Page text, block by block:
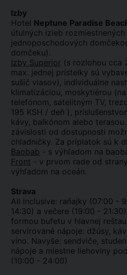
Izby
Hotel Neptune Paradise
útulných izieb
jednoposchodových
domčeku).
Izby Superior (s rozlohou cca
max. jednej prístelky sú
sušič vlasov), individuálne
klimatizáciou, moskytiérou
telefónom, satelitným TV,
195 KSH / deň ),
kávy, balkónom alebo
závislosti od dostupnosti
chladničky. Za príplatok sú k
Baobab - s výhľadom na
Front - v prvom rade od
výhľadom na oceán.
Strava
All Inclusive: raňajky (07:00 -
14:30) a večere (19:00 -
formou bufetu v hlavnej
servírované nápoje: džúsy,
víno. Navyše: sendviče,
nápoje a miestne liehoviny
(10:00 - 24:00)